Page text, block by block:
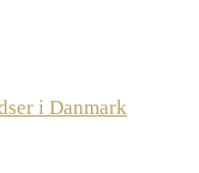
i Danmark